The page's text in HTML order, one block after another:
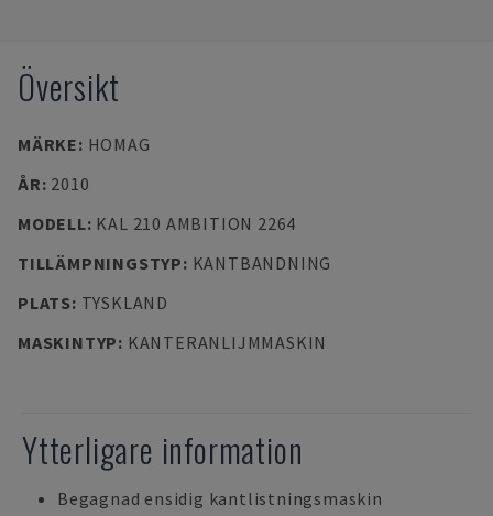
Översikt
MÄRKE: HOMAG
ÅR: 2010
MODELL: KAL 210 AMBITION 2264
TILLÄMPNINGSTYP: KANTBANDNING
PLATS: TYSKLAND
MASKINTYP: KANTERANLIJMMASKIN
Ytterligare information
Begagnad ensidig kantlistningsmaskin